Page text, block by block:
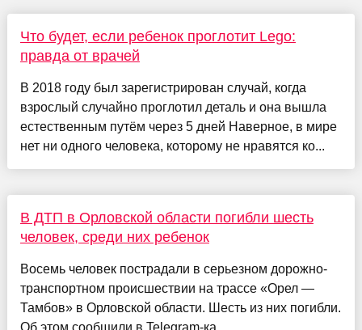
Что будет, если ребенок проглотит Lego:
правда от врачей
В 2018 году был зарегистрирован случай, когда
взрослый случайно проглотил деталь и она вышла
естественным путём через 5 дней Наверное, в мире
нет ни одного человека, которому не нравятся ко...
В ДТП в Орловской области погибли шесть
человек, среди них ребенок
Восемь человек пострадали в серьезном дорожно-
транспортном происшествии на трассе «Орел —
Тамбов» в Орловской области. Шесть из них погибли.